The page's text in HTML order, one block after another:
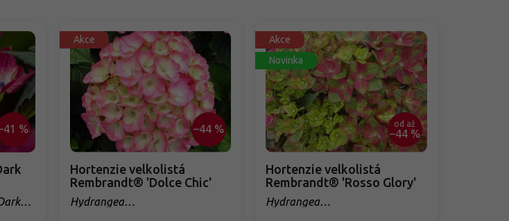
%
Akce
–44 %
Hortenzie velkolistá
Rembrandt® 'Dolce Chic'
Hydrangea
Akce
Novinka
od až
–44 %
Hortenzie velkolistá
Rembrandt® 'Rosso Glory'
Hydrangea